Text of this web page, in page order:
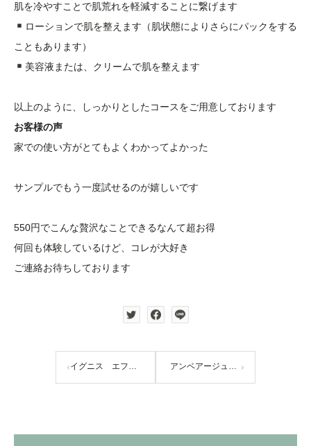
肌を冷やすことで肌荒れを軽減することに繋げます
ローションで肌を整えます（肌状態によりさらにパックをする
こともあります）
美容液または、クリームで肌を整えます
以上のように、しっかりとしたコースをご用意しております
お客様の声
家での使い方がとてもよくわかってよかった
サンプルでもう一度試せるのが嬉しいです
550円でこんな贅沢なことできるなんて超お得
何回も体験しているけど、コレが大好き
ご連絡お待ちしております
イグニス エフフォーリアミルク限定キット 9/17 アンベアージュクレンジングクリーム体験お待ちしています